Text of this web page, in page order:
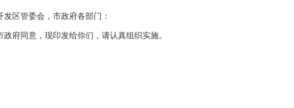
区管委会，市政府各部门：
府同意，现印发给你们，请认真组织实施。